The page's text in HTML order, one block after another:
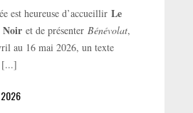
est heureuse d’accueillirLe
Noir et de présenterBénévolat,
au 16 mai 2026, un texte
[...]
2026